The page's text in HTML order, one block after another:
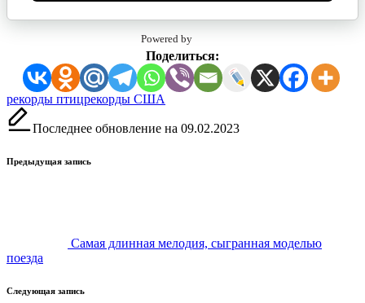
Powered by
Поделиться:
Метки:
рекорды птицрекорды США
Последнее обновление на 09.02.2023
Навигация
Предыдущая запись
Самая длинная мелодия, сыгранная моделью
поезда
Следующая запись